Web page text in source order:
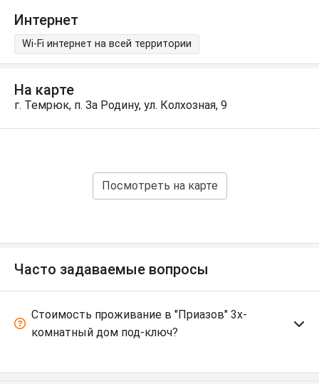
Интернет
Wi-Fi интернет на всей территории
На карте
г. Темрюк, п. За Родину, ул. Колхозная, 9
Посмотреть на карте
Часто задаваемые вопросы
Стоимость проживание в "Приазов" 3х-
комнатный дом под-ключ?